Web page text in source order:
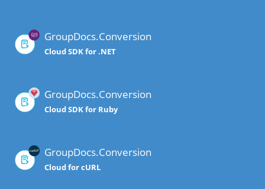
GroupDocs.Conversion
Cloud SDK for .NET
GroupDocs.Conversion
Cloud SDK for Ruby
GroupDocs.Conversion
Cloud for cURL